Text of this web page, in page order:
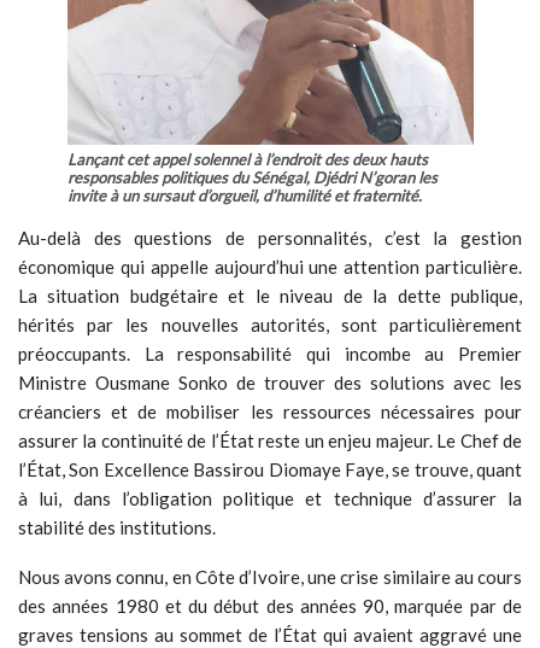
Lançant cet appel solennel à l’endroit des deux hauts
responsables politiques du Sénégal, Djédri N’goran les
invite à un sursaut d’orgueil, d’humilité et fraternité.
Au-delà des questions de personnalités, c’est la gestion
économique qui appelle aujourd’hui une attention particulière.
La situation budgétaire et le niveau de la dette publique,
hérités par les nouvelles autorités, sont particulièrement
préoccupants. La responsabilité qui incombe au Premier
Ministre Ousmane Sonko de trouver des solutions avec les
créanciers et de mobiliser les ressources nécessaires pour
assurer la continuité de l’État reste un enjeu majeur. Le Chef de
l’État, Son Excellence Bassirou Diomaye Faye, se trouve, quant
à lui, dans l’obligation politique et technique d’assurer la
stabilité des institutions.
Nous avons connu, en Côte d’Ivoire, une crise similaire au cours
des années 1980 et du début des années 90, marquée par de
graves tensions au sommet de l’État qui avaient aggravé une